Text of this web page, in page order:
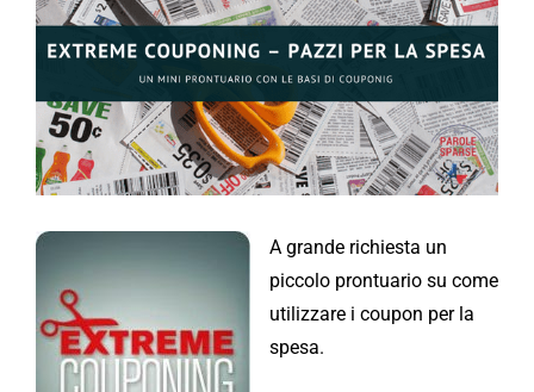
A grande richiesta un
piccolo prontuario su come
utilizzare i coupon per la
spesa.